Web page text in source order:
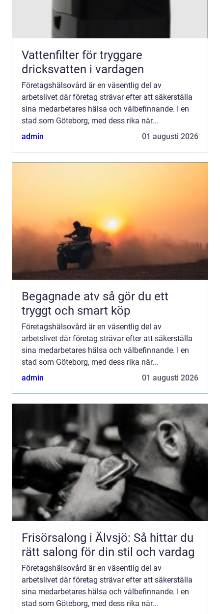
Vattenfilter för tryggare
dricksvatten i vardagen
Företagshälsovård är en väsentlig del av
arbetslivet där företag strävar efter att säkerställa
sina medarbetares hälsa och välbefinnande. I en
stad som Göteborg, med dess rika när...
admin
01 augusti 2026
Begagnade atv så gör du ett
tryggt och smart köp
Företagshälsovård är en väsentlig del av
arbetslivet där företag strävar efter att säkerställa
sina medarbetares hälsa och välbefinnande. I en
stad som Göteborg, med dess rika när...
admin
01 augusti 2026
Frisörsalong i Älvsjö: Så hittar du
rätt salong för din stil och vardag
Företagshälsovård är en väsentlig del av
arbetslivet där företag strävar efter att säkerställa
sina medarbetares hälsa och välbefinnande. I en
stad som Göteborg, med dess rika när...